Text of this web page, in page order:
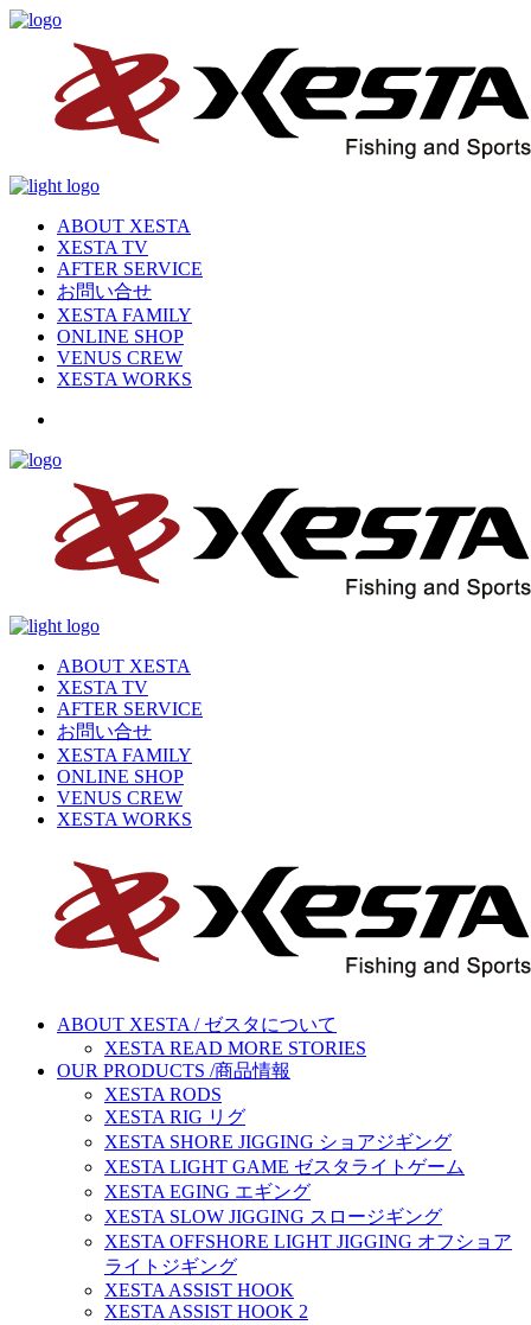
ABOUT XESTA
XESTA TV
AFTER SERVICE
お問い合せ
XESTA FAMILY
ONLINE SHOP
VENUS CREW
XESTA WORKS
ABOUT XESTA
XESTA TV
AFTER SERVICE
お問い合せ
XESTA FAMILY
ONLINE SHOP
VENUS CREW
XESTA WORKS
ABOUT XESTA / ゼスタについて
XESTA READ MORE STORIES
OUR PRODUCTS /商品情報
XESTA RODS
XESTA RIG リグ
XESTA SHORE JIGGING ショアジギング
XESTA LIGHT GAME ゼスタライトゲーム
XESTA EGING エギング
XESTA SLOW JIGGING スロージギング
XESTA OFFSHORE LIGHT JIGGING オフショア
ライトジギング
XESTA ASSIST HOOK
XESTA ASSIST HOOK 2